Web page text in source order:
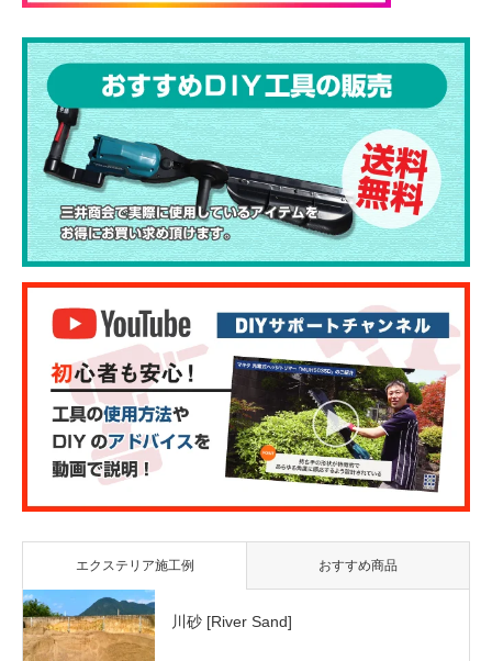
エクステリア施工例 おすすめ商品
川砂 [River Sand]